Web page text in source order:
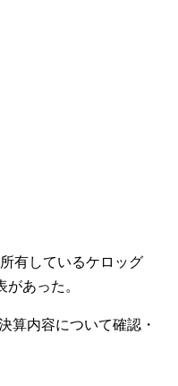
有しているケロッグ
があった。
算内容について確認・